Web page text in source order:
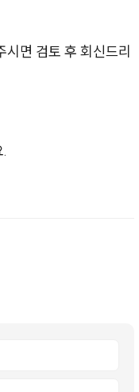
면 검토 후 회신드리